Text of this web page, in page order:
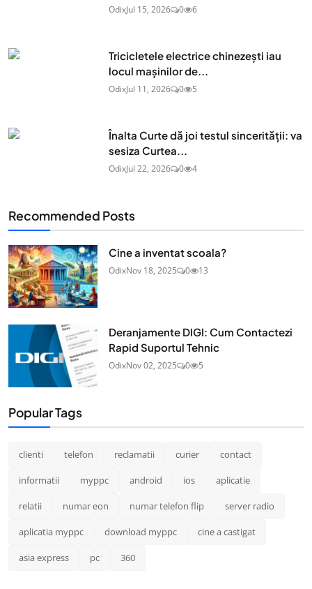
OdixJul 15, 2026 0 6
Tricicletele electrice chinezești iau
locul mașinilor de...
OdixJul 11, 2026 0 5
Înalta Curte dă joi testul sincerității: va
sesiza Curtea...
OdixJul 22, 2026 0 4
Recommended Posts
Cine a inventat scoala?
OdixNov 18, 2025 0 13
Deranjamente DIGI: Cum Contactezi
Rapid Suportul Tehnic
OdixNov 02, 2025 0 5
Popular Tags
clienti telefon reclamatii curier contact
informatii myppc android ios aplicatie
relatii numar eon numar telefon flip server radio
aplicatia myppc download myppc cine a castigat
asia express pc 360